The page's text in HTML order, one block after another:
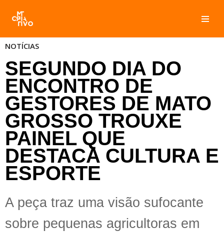
Pular
para
o
conteúdo
NOTÍCIAS
SEGUNDO DIA DO
ENCONTRO DE
GESTORES DE MATO
GROSSO TROUXE
PAINEL QUE
DESTACA CULTURA E
ESPORTE
A peça traz uma visão sufocante
sobre pequenas agricultoras em